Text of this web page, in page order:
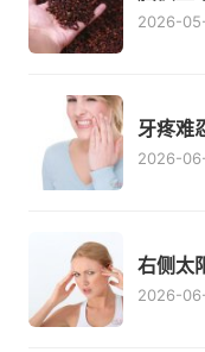
2026-
牙疼难
2026-
右侧太
2026-